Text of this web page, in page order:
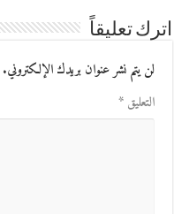
اترك تعليقاً
لن يتم نشر عنوان بريدك الإلكتروني.
التعليق*